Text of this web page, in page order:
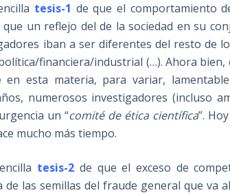
tesis-1 de que el comportamiento
un reflejo del de la sociedad en su
iban a ser diferentes del resto de
financiera/industrial (…). Ahora bien,
en esta materia, para variar,
numerosos investigadores (incluso
un “comité de ética científica”.
mucho más tiempo.
tesis-2 de que el exceso de
las semillas del fraude general que va